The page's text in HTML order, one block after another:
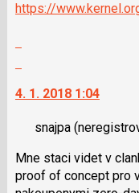
názor
https://
další
názor.
navigaci
lze
4. 1. 2018 1:04
snajpa
Mne staci videt v
proof of concept pro